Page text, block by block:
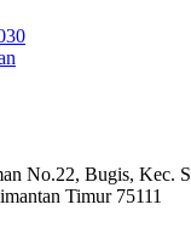
No.22, Bugis, Kec.
Timur 75111